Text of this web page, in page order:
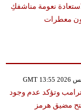
نعومة مناشفكِ
معطرات
وتؤكد عدم وجود
مضيق هرمز